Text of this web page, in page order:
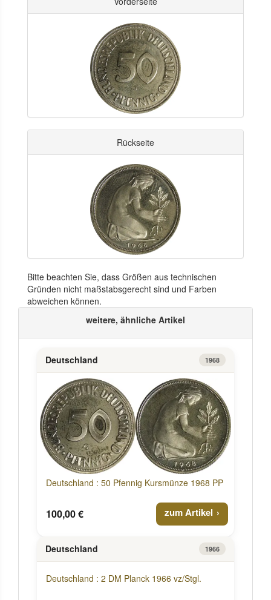
Rückseite
Bitte beachten Sie, dass Größen aus technischen
Gründen nicht maßstabsgerecht sind und Farben
abweichen können.
weitere, ähnliche Artikel
Deutschland 1968
Deutschland : 50 Pfennig Kursmünze 1968 PP
100,00 € zum Artikel
Deutschland 1966
Deutschland : 2 DM Planck 1966 vz/Stgl.